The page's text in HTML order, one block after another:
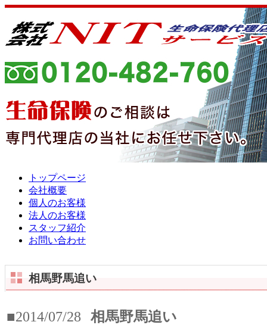
トップページ
会社概要
個人のお客様
法人のお客様
スタッフ紹介
お問い合わせ
相馬野馬追い
■2014/07/28
相馬野馬追い